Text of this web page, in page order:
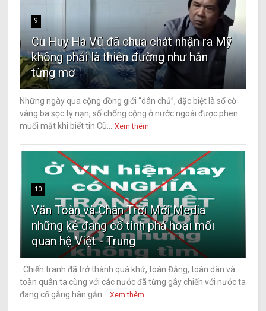
9
Cù Huy Hà Vũ đã chua chát nhận ra Mỹ
không phải là thiên đường như hắn
từng mơ
Những ngày qua cộng đồng giới “dân chủ”, đặc biệt là số cờ
vàng ba sọc tỵ nạn, số chống cộng ở nước ngoài được phen
muối mặt khi biết tin Cù... Xem thêm
10
Văn Toàn và Chân Trời Mới Media
những kẻ đang cố tình phá hoại mối
quan hệ Việt - Trung
Chiến tranh đã trở thành quá khứ, toàn Đảng, toàn dân và
toàn quân ta cùng với các nước đã từng gây chiến với nước ta
đang cố gắng hàn gắn... Xem thêm